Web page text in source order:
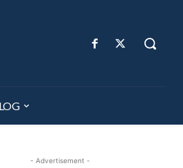
- Advertisement -